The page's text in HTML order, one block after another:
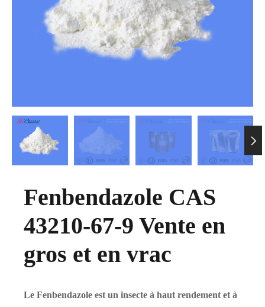

Fenbendazole CAS
43210-67-9 Vente en
gros et en vrac
Le Fenbendazole est un insecte à haut rendement et à